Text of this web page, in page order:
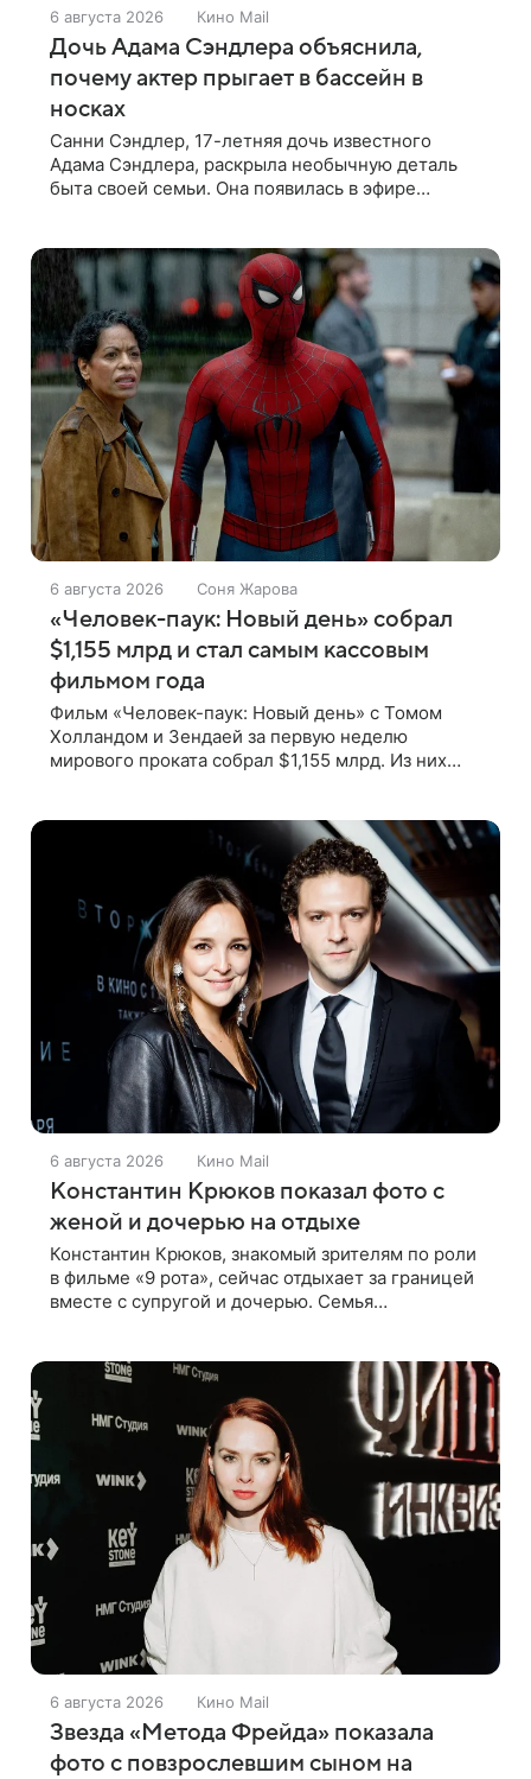
6 августа 2026 Кино Mail
Дочь Адама Сэндлера объяснила,
почему актер прыгает в бассейн в
носках
Санни Сэндлер, 17-летняя дочь известного
Адама Сэндлера, раскрыла необычную деталь
быта своей семьи. Она появилась в эфире
6 августа 2026 Соня Жарова
«Человек-паук: Новый день» собрал
$1,155 млрд и стал самым кассовым
фильмом года
Фильм «Человек-паук: Новый день» с Томом
Холландом и Зендаей за первую неделю
мирового проката собрал $1,155 млрд. Из них
6 августа 2026 Кино Mail
Константин Крюков показал фото с
женой и дочерью на отдыхе
Константин Крюков, знакомый зрителям по роли
в фильме «9 рота», сейчас отдыхает за границей
вместе с супругой и дочерью. Семья
6 августа 2026 Кино Mail
Звезда «Метода Фрейда» показала
фото с повзрослевшим сыном на